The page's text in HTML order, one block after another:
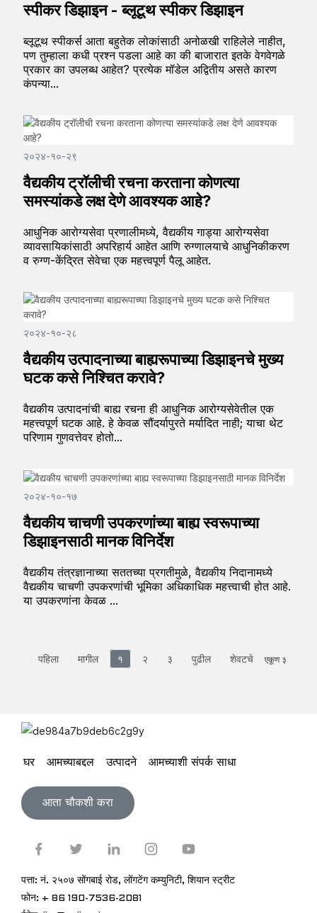
स्पीकर डिझाइन - ब्लूटूथ स्पीकर डिझाइन
ब्लूटूथ स्पीकर्स आता बहुतेक लोकांसाठी अनोळखी राहिलेले नाहीत,
पण तुम्हाला कधी प्रश्न पडला आहे का की बाजारात इतके वेगवेगळे
प्रकार का उपलब्ध आहेत? प्रत्येक मॉडेल अद्वितीय असते कारण
कंपन्या...
२०२४-१०-२९
वैद्यकीय ट्रॉलीची रचना करताना कोणत्या
समस्यांकडे लक्ष देणे आवश्यक आहे?
आधुनिक आरोग्यसेवा प्रणालीमध्ये, वैद्यकीय गाड्या आरोग्यसेवा
व्यावसायिकांसाठी अपरिहार्य आहेत आणि रुग्णालयाचे आधुनिकीकरण
व रुग्ण-केंद्रित सेवेचा एक महत्त्वपूर्ण पैलू आहेत.
२०२४-१०-२८
वैद्यकीय उत्पादनाच्या बाह्यरूपाच्या डिझाइनचे मुख्य
घटक कसे निश्चित करावे?
वैद्यकीय उत्पादनांची बाह्य रचना ही आधुनिक आरोग्यसेवेतील एक
महत्त्वपूर्ण घटक आहे. हे केवळ सौंदर्यापुरते मर्यादित नाही; याचा थेट
परिणाम गुणवत्तेवर होतो...
२०२४-१०-१७
वैद्यकीय चाचणी उपकरणांच्या बाह्य स्वरूपाच्या
डिझाइनसाठी मानक विनिर्देश
वैद्यकीय तंत्रज्ञानाच्या सततच्या प्रगतीमुळे, वैद्यकीय निदानामध्ये
वैद्यकीय चाचणी उपकरणांची भूमिका अधिकाधिक महत्त्वाची होत आहे.
या उपकरणांना केवळ ...
पहिला मागील १ २ ३ पुढील शेवटचे एकूण ३
घर आमच्याबद्दल उत्पादने आमच्याशी संपर्क साधा
आता चौकशी करा
पत्ता: नं. २५०७ सोंगबाई रोड, लोंगटेंग कम्युनिटी, शियान स्ट्रीट
फोन: + 86 190-7536-2081